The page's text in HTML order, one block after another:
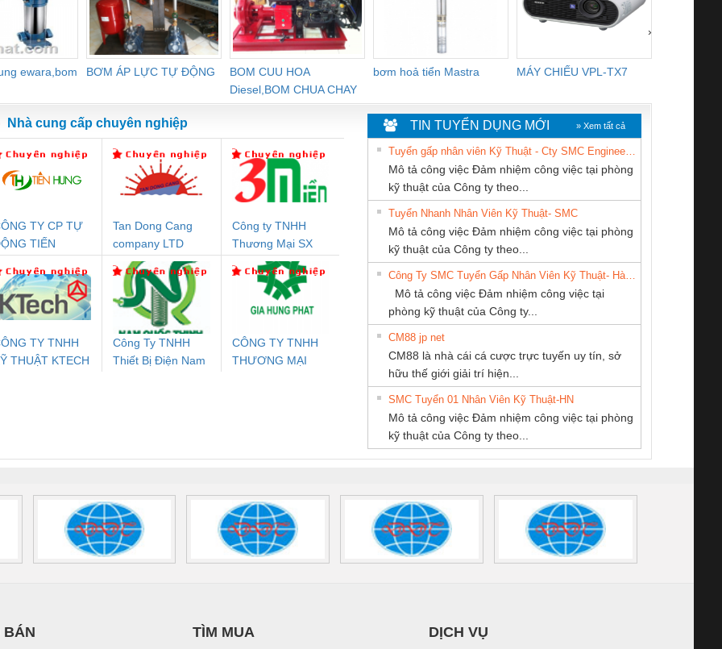
ewara,bom
BƠM ÁP LỰC TỰ ĐỘNG
BOM CUU HOA
Diesel,BOM CHUA CHAY
bơm hoả tiển Mastra MÁY CHIẾU VPL-TX7
›
An Toàn
Contact
1NO-
24DC-SP -
Rơ Le An Toàn
Phoenix Contact
PSR-SCP-
24UC/ESL4/3X1/1X2/B
- 2981059
Điện AC
Mô-đun Ắc Quy UPS
Bộ Lặp Tín Hiệu
PROFIBUS Phoenix
Contact PSI-REP-
PROFIBUS/12MB -
2708863
Rơ Le An Toàn
Phoenix Contact
2986960 – PSR-
SCP-
24DC/FSP/2X1/1X2
Rơ Le An Toàn
Bộ giám sát chuỗi
tấm pin
TRANSCLINIC 16I+
1K5 H (2502520000)
Bộ giám sát chuỗi
tấm pin
TRANSCLINIC 16I+
1K5 L (2433950000)
Bộ giám sát dòng
TRANSCLINIC 16I+
(2008130000)
Bộ chỉnh lưu nguồn
điện TRANSCLINIC
BKE 1K5.4
(7791400879)2. Giá
Nẹp nhôm chống
trơn Đà Nẵng
Nhà cung cấp chuyên nghiệp
TY CP TỰ
TIẾN
Tan Dong Cang
company LTD
Công ty TNHH
Thương Mại SX
Ba Miền
TY TNHH
THUẬT KTECH
Công Ty TNHH
Thiết Bị Điện Nam
CÔNG TY TNHH
THƯƠNG MẠI
CÔNG TY TNHH
KINH DOANH
DỊCH VỤ XNK
PHƯƠNG NAM
Cty TNHH TM QC
Ba Miền
CÔNG TY TNHH
NGHIỆP NIHON
SETSUBI VIỆT
NAM
CONG TY TNHH
TM-DV DAI DONG
THANH
THƯƠNG MẠI
THIÊN ÂN VIỆT
NAM
MEKONG MARINE
TIN TUYỂN DỤNG MỚI » Xem tất cả
Mô tả công việc Đảm nhiệm công việc tại phòng
kỹ thuật của Công ty theo...
Tuyển Nhanh Nhân Viên Kỹ Thuật- SMC
Mô tả công việc Đảm nhiệm công việc tại phòng
kỹ thuật của Công ty theo...
Mô tả công việc Đảm nhiệm công việc tại
phòng kỹ thuật của Công ty...
CM88 jp net
CM88 là nhà cái cá cược trực tuyến uy tín, sở
hữu thế giới giải trí hiện...
SMC Tuyển 01 Nhân Viên Kỹ Thuật-HN
Mô tả công việc Đảm nhiệm công việc tại phòng
kỹ thuật của Công ty theo...
BÁN TÌM MUA DỊCH VỤ